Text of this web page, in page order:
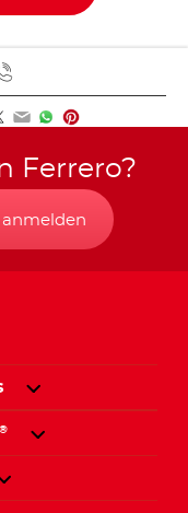
EmailWhatsApp
Pinterest
Ferrero?